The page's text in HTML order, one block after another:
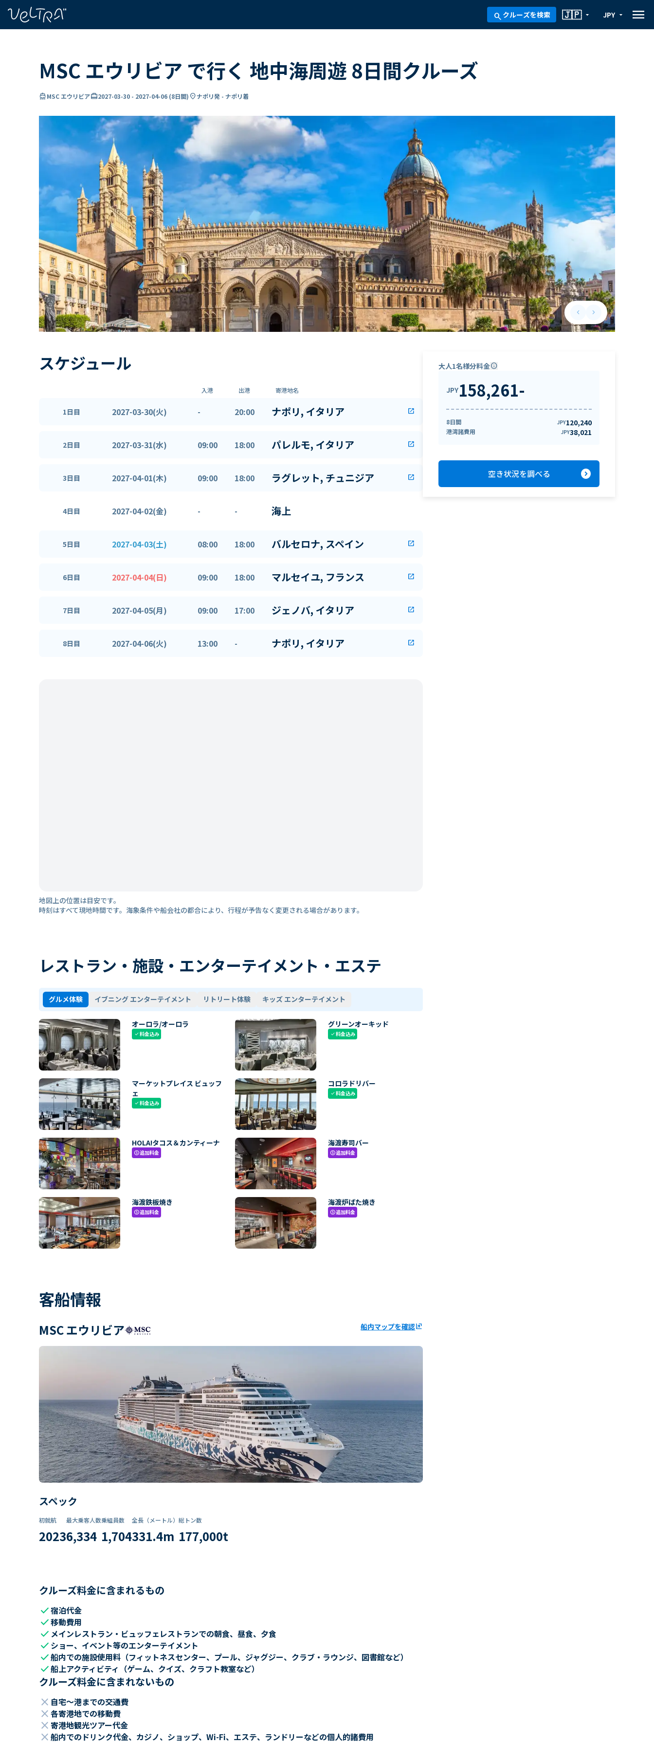
search クルーズを検索 arrow_drop_down
🇯🇵 arrow_drop_down
JPY menu
MSC エウリビア で行く 地中海周遊 8日間クルーズ
directions_boatMSC エウリビアcard_travel2027-03-30 - 2027-04-06 (8日間) location_onナポリ発 - ナポリ着
keyboard_arrow_leftPrevious slide
keyboard_arrow_rightNext slide
スケジュール
入港 出港 寄港地名
1日目 2027-03-30(火) - 20:00 ナポリ, イタリア open_in_new
2日目 2027-03-31(水) 09:00 18:00 パレルモ, イタリア open_in_new
3日目 2027-04-01(木) 09:00 18:00 ラグレット, チュニジア open_in_new
4日目 2027-04-02(金) - - 海上
5日目 2027-04-03(土) 08:00 18:00 バルセロナ, スペイン open_in_new
6日目 2027-04-04(日) 09:00 18:00 マルセイユ, フランス open_in_new
7日目 2027-04-05(月) 09:00 17:00 ジェノバ, イタリア open_in_new
8日目 2027-04-06(火) 13:00 - ナポリ, イタリア open_in_new
地図上の位置は目安です。
時刻はすべて現地時間です。海象条件や船会社の都合により、行程が予告なく変更される場合があります。
レストラン・施設・エンターテイメント・エステ
グルメ体験 イブニング エンターテイメント リトリート体験 キッズ エンターテイメント
オーロラ/オーロラ
check料金込み
グリーンオーキッド
check料金込み
マーケットプレイス ビュッフ
ェ
check料金込み
コロラドリバー
check料金込み
HOLA!タコス＆カンティーナ
paid追加料金
海渡寿司バー
paid追加料金
海渡鉄板焼き
paid追加料金
海渡炉ばた焼き
paid追加料金
客船情報
MSC エウリビア 船内マップを確認ungroup
スペック
初就航
2023
最大乗客人数
6,334
乗組員数​
1,704
全長（メートル）
331.4m
総トン数​
177,000t
クルーズ料金に含まれるもの
check宿泊代金
check移動費用
check メインレストラン・ビュッフェレストランでの朝食、昼食、夕食
check ショー、イベント等のエンターテイメント
check船内での施設使用料（フィットネスセンター、プール、ジャグジー、クラブ・ラウンジ、図書館など）
check船上アクティビティ（ゲーム、クイズ、クラフト教室など）
クルーズ料金に含まれないもの
close 自宅～港までの交通費
close 各寄港地での移動費
close 寄港地観光ツアー代金
close 船内でのドリンク代金、カジノ、ショップ、Wi-Fi、エステ、ランドリーなどの個人的諸費用
大人1名様分料金info
JPY158,261-
8日間 JPY120,240
港湾諸費用 JPY38,021
空き状況を調べる expand_circle_right